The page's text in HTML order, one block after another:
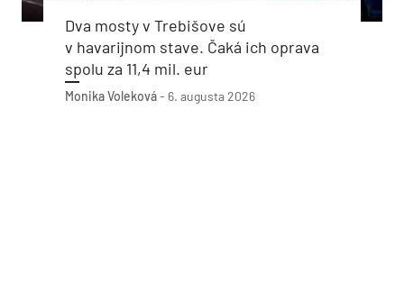
Dva mosty v Trebišove sú
v havarijnom stave. Čaká ich oprava
spolu za 11,4 mil. eur
Monika Voleková- 6. augusta 2026